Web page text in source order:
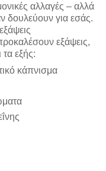
αλλαγές – αλλά
δουλεύουν για εσάς.
εξάψεις,
τα εξής:
κάπνισμα